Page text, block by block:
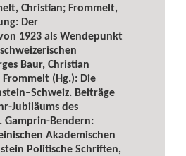
Christian; Frommelt,
Der
1923 als Wendepunkt
Baur, Christian
(Hg.): Die
Beiträge
Jubiläums des
Gamprin-Bendern:
Akademischen
Politische Schriften,